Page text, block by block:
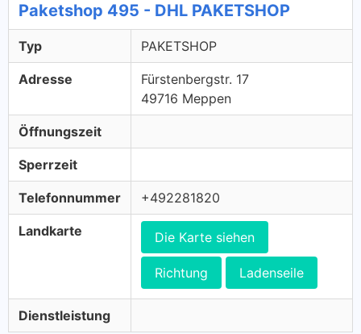
Paketshop 495 - DHL PAKETSHOP
Typ PAKETSHOP
Adresse
Fürstenbergstr. 17
49716 Meppen
Öffnungszeit
Sperrzeit
Telefonnummer +492281820
Landkarte Die Karte siehen
Richtung Ladenseile
Dienstleistung